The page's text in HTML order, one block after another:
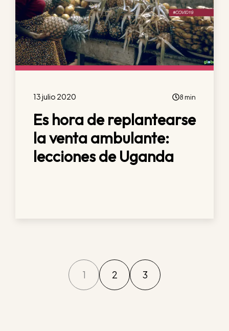
13 julio 2020 8 min
Es hora de replantearse
la venta ambulante:
lecciones de Uganda
1 2 3